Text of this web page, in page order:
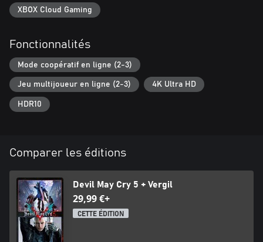
XBOX Cloud Gaming
Fonctionnalités
Mode coopératif en ligne (2-3)
Jeu multijoueur en ligne (2-3) 4K Ultra HD
HDR10
Comparer les éditions
Devil May Cry 5 + Vergil
29,99 €+
CETTE ÉDITION